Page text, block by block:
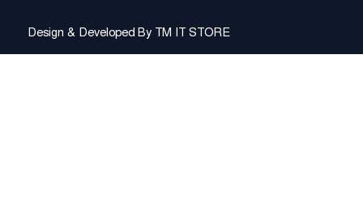
Design & Developed By TM IT STORE